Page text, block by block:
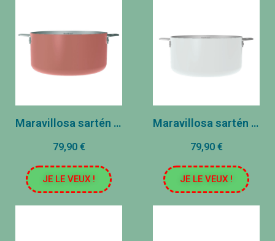
Maravillosa sartén - acero inoxidable - malvavisco (20 cm)
79,90 €
JE LE VEUX !
Maravillosa sartén - acero inoxidable - polar (20 cm)
79,90 €
JE LE VEUX !